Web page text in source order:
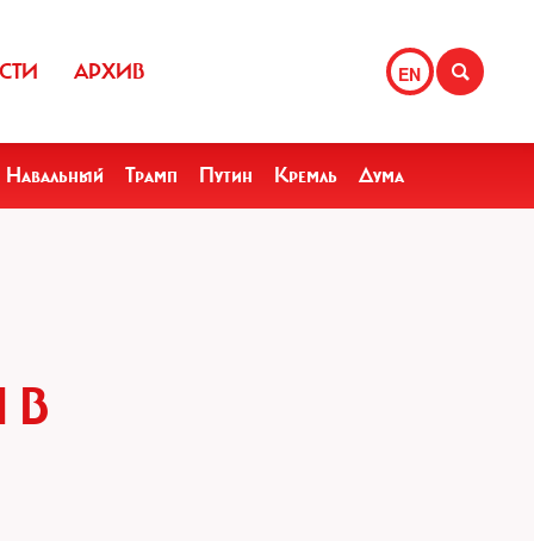
EN
АРХИВ
Навальный Трамп Путин Кремль Дума